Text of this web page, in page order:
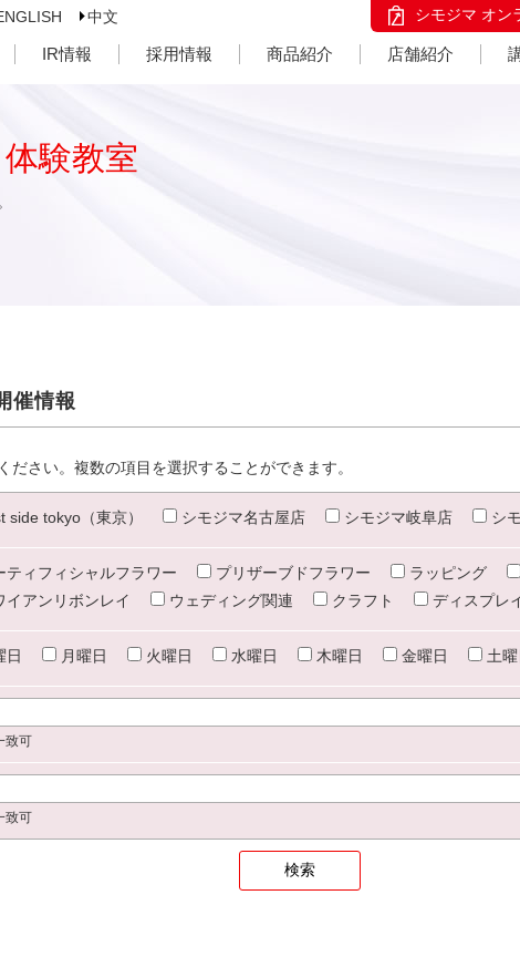
中文 シモジマ オン
IR情報 採用情報 商品紹介 店舗紹介
験教室
催情報
さい。複数の項目を選択することができます。
side tokyo（東京） シモジマ名古屋店 シモジマ岐阜店 シ
ティフィシャルフラワー プリザーブドフラワー ラッピング
イアンリボンレイ
ウェディング関連 クラフト ディスプレ
日 月曜日 火曜日 水曜日 木曜日 金曜日 土曜
致可
致可